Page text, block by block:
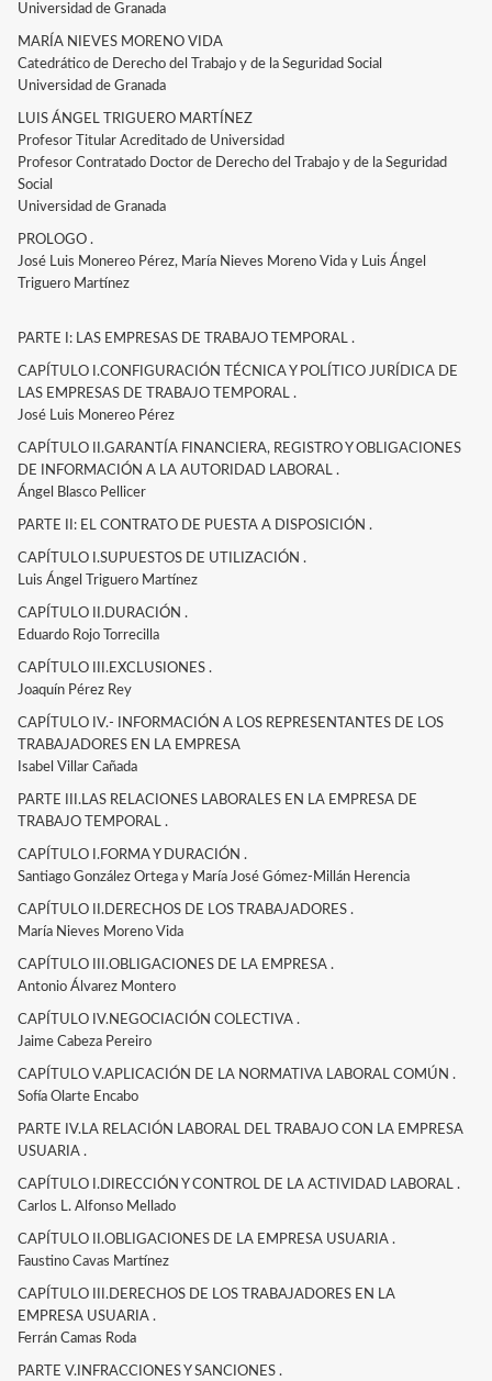
Universidad de Granada
MARÍA NIEVES MORENO VIDA
Catedrático de Derecho del Trabajo y de la Seguridad Social
Universidad de Granada
LUIS ÁNGEL TRIGUERO MARTÍNEZ
Profesor Titular Acreditado de Universidad
Profesor Contratado Doctor de Derecho del Trabajo y de la Seguridad
Social
Universidad de Granada
PROLOGO .
José Luis Monereo Pérez, María Nieves Moreno Vida y Luis Ángel
Triguero Martínez
PARTE I: LAS EMPRESAS DE TRABAJO TEMPORAL .
CAPÍTULO I.CONFIGURACIÓN TÉCNICA Y POLÍTICO JURÍDICA DE
LAS EMPRESAS DE TRABAJO TEMPORAL .
José Luis Monereo Pérez
CAPÍTULO II.GARANTÍA FINANCIERA, REGISTRO Y OBLIGACIONES
DE INFORMACIÓN A LA AUTORIDAD LABORAL .
Ángel Blasco Pellicer
PARTE II: EL CONTRATO DE PUESTA A DISPOSICIÓN .
CAPÍTULO I.SUPUESTOS DE UTILIZACIÓN .
Luis Ángel Triguero Martínez
CAPÍTULO II.DURACIÓN .
Eduardo Rojo Torrecilla
CAPÍTULO III.EXCLUSIONES .
Joaquín Pérez Rey
CAPÍTULO IV.- INFORMACIÓN A LOS REPRESENTANTES DE LOS
TRABAJADORES EN LA EMPRESA
Isabel Villar Cañada
PARTE III.LAS RELACIONES LABORALES EN LA EMPRESA DE
TRABAJO TEMPORAL .
CAPÍTULO I.FORMA Y DURACIÓN .
Santiago González Ortega y María José Gómez-Millán Herencia
CAPÍTULO II.DERECHOS DE LOS TRABAJADORES .
María Nieves Moreno Vida
CAPÍTULO III.OBLIGACIONES DE LA EMPRESA .
Antonio Álvarez Montero
CAPÍTULO IV.NEGOCIACIÓN COLECTIVA .
Jaime Cabeza Pereiro
CAPÍTULO V.APLICACIÓN DE LA NORMATIVA LABORAL COMÚN .
Sofía Olarte Encabo
PARTE IV.LA RELACIÓN LABORAL DEL TRABAJO CON LA EMPRESA
USUARIA .
CAPÍTULO I.DIRECCIÓN Y CONTROL DE LA ACTIVIDAD LABORAL .
Carlos L. Alfonso Mellado
CAPÍTULO II.OBLIGACIONES DE LA EMPRESA USUARIA .
Faustino Cavas Martínez
CAPÍTULO III.DERECHOS DE LOS TRABAJADORES EN LA
EMPRESA USUARIA .
Ferrán Camas Roda
PARTE V.INFRACCIONES Y SANCIONES .